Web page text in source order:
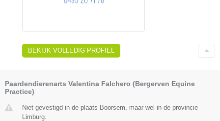
BEKIJK VOLLEDIG PROFIEL
Paardendierenarts Valentina Falchero (Bergerven Equine
Practice)
Niet gevestigd in de plaats Boorsem, maar wel in de provincie
Limburg.